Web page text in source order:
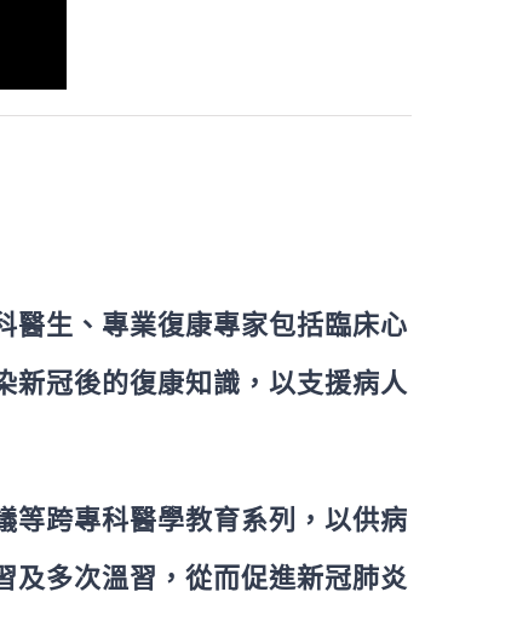
醫生、專業復康專家包括臨床心
新冠後的復康知識，以支援病人
等跨專科醫學教育系列，以供病
及多次溫習，從而促進新冠肺炎